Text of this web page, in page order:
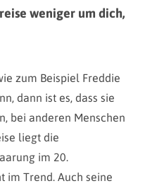
weniger um dich,
zum Beispiel Freddie
dann ist es, dass sie
bei anderen Menschen
liegt die
im 20.
im Trend. Auch seine